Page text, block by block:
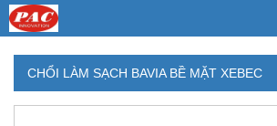
CHỔI LÀM SẠCH BAVIA BỀ MẶT XEBEC